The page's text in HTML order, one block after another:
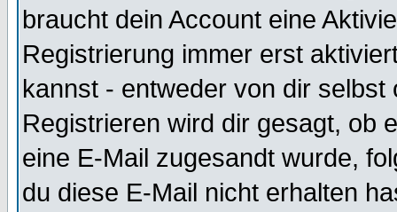
braucht dein Account eine
Registrierung immer erst
kannst - entweder von dir selbst
Registrieren wird dir gesagt, ob
eine E-Mail zugesandt wurde,
du diese E-Mail nicht erhalten